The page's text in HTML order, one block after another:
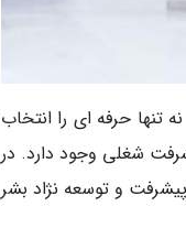
حرفه ای را انتخاب
شغلی وجود دارد. در
و توسعه نژاد بشر